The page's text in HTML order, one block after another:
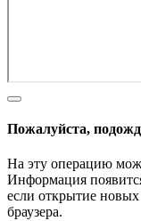
Пожалуйста,
На эту операцию
Информация
если открытие
браузера.